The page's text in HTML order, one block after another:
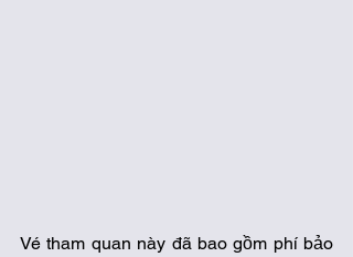
Vé tham quan này đã bao gồm phí bảo